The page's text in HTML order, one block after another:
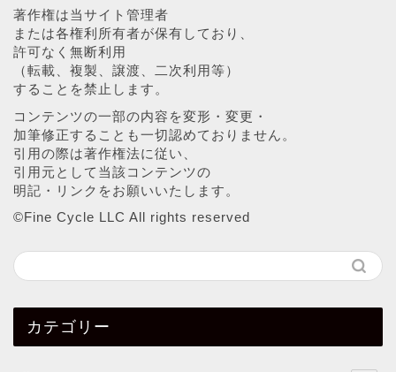
著作権は当サイト管理者
または各権利所有者が保有しており、
許可なく無断利用
（転載、複製、譲渡、二次利用等）
することを禁止します。
コンテンツの一部の内容を変形・変更・
加筆修正することも一切認めておりません。
引用の際は著作権法に従い、
引用元として当該コンテンツの
明記・リンクをお願いいたします。
©︎Fine Cycle LLC All rights reserved
カテゴリー